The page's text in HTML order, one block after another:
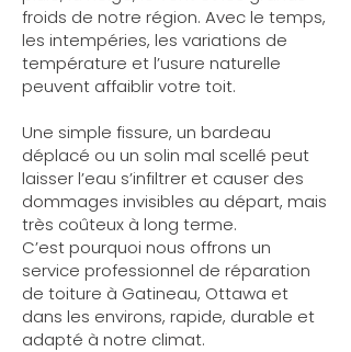
froids de notre région. Avec le temps,
les intempéries, les variations de
température et l’usure naturelle
peuvent affaiblir votre toit.
Une simple fissure, un bardeau
déplacé ou un solin mal scellé peut
laisser l’eau s’infiltrer et causer des
dommages invisibles au départ, mais
très coûteux à long terme.
C’est pourquoi nous offrons un
service professionnel de réparation
de toiture à Gatineau, Ottawa et
dans les environs, rapide, durable et
adapté à notre climat.